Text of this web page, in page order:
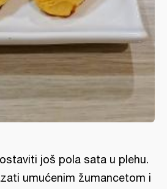
još pola sata u plehu.
umućenim žumancetom i